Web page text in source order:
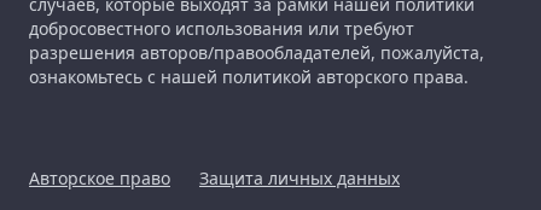
добросовестного использования или требуют
разрешения авторов/правообладателей, пожалуйста,
ознакомьтесь с нашей политикой авторского права.
Авторское право Защита личных данных